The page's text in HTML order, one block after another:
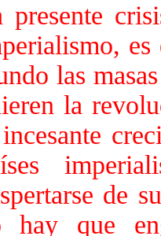
presente
las
la
de
hay que